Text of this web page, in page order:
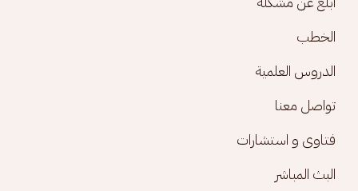
الخطب
الدروس العلمية
تواصل معنا
فتاوى و استشارات
البث المباشر